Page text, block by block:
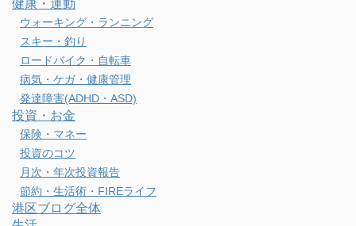
タムタムについて
ネット・ガジェット
ガジェット・便利グッズ
スマホ・PC・カメラ
ネット通販・Webサービス
光回線・インターネット
ビジネス・勉強
その他の資格
ビジネス・サービス
仕事スタイル・勉強方法
会社経営
英語学習・TOEIC